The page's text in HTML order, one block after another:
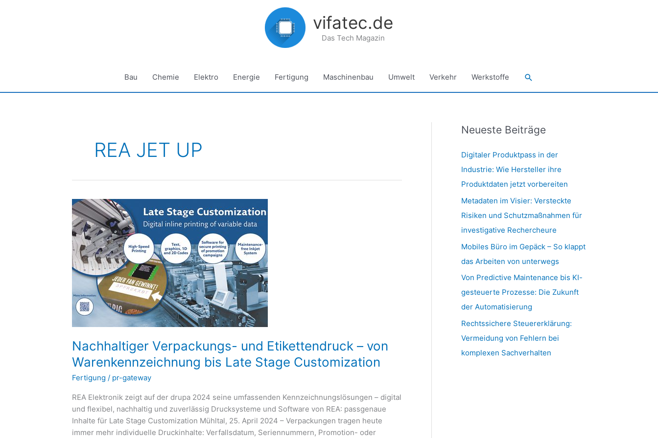
vifatec.de
Das Tech Magazin
Bau Chemie Elektro Energie Fertigung Maschinenbau Umwelt Verkehr Werkstoffe Suchen
REA JET UP
Nachhaltiger Verpackungs- und Etikettendruck – von
Warenkennzeichnung bis Late Stage Customization
Fertigung / pr-gateway
REA Elektronik zeigt auf der drupa 2024 seine umfassenden Kennzeichnungslösungen – digital
und flexibel, nachhaltig und zuverlässig Drucksysteme und Software von REA: passgenaue
Inhalte für Late Stage Customization Mühltal, 25. April 2024 – Verpackungen tragen heute
immer mehr individuelle Druckinhalte: Verfallsdatum, Seriennummern, Promotion- oder
Nachhaltiger
Verpackungs-
und
Etikettendruck
–
von
Warenkennzeichnung
Late
Stage
Neueste Beiträge
Digitaler Produktpass in der
Industrie: Wie Hersteller ihre
Produktdaten jetzt vorbereiten
Metadaten im Visier: Versteckte
Risiken und Schutzmaßnahmen für
investigative Rechercheure
Mobiles Büro im Gepäck – So klappt
das Arbeiten von unterwegs
Von Predictive Maintenance bis KI-
gesteuerte Prozesse: Die Zukunft
der Automatisierung
Rechtssichere Steuererklärung:
Vermeidung von Fehlern bei
komplexen Sachverhalten